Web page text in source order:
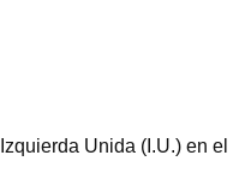
Unida (I.U.) en el